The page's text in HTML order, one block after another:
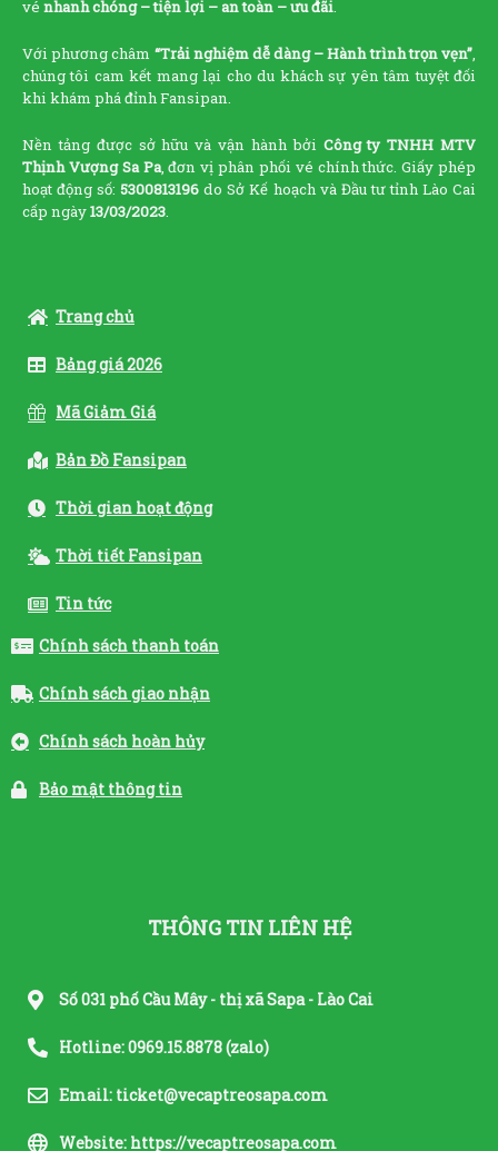
vé nhanh chóng – tiện lợi – an toàn – ưu đãi
Với phương châm “Trải nghiệm dễ dàng – Hành trình trọn vẹn”
chúng tôi cam kết mang lại cho du khách sự yên tâm tuyệt đối
khi khám phá đỉnh Fansipan.
Nền tảng được sở hữu và vận hành bởi Công ty TNHH MTV
Thịnh Vượng Sa Pa, đơn vị phân phối vé chính thức. Giấy phép
hoạt động số:5300813196 do Sở Kế hoạch và Đầu tư tỉnh Lào Cai
cấp ngày13/03/2023
Trang chủ
Bảng giá 2026
Mã Giảm Giá
Bản Đồ Fansipan
Thời gian hoạt động
Thời tiết Fansipan
Tin tức
Chính sách thanh toán
Chính sách giao nhận
Chính sách hoàn hủy
Bảo mật thông tin
THÔNG TIN LIÊN HỆ
Số 031 phố Cầu Mây - thị xã Sapa - Lào Cai
Hotline: 0969.15.8878 (zalo)
Email: ticket@vecaptreosapa.com
Website: https://vecaptreosapa.com